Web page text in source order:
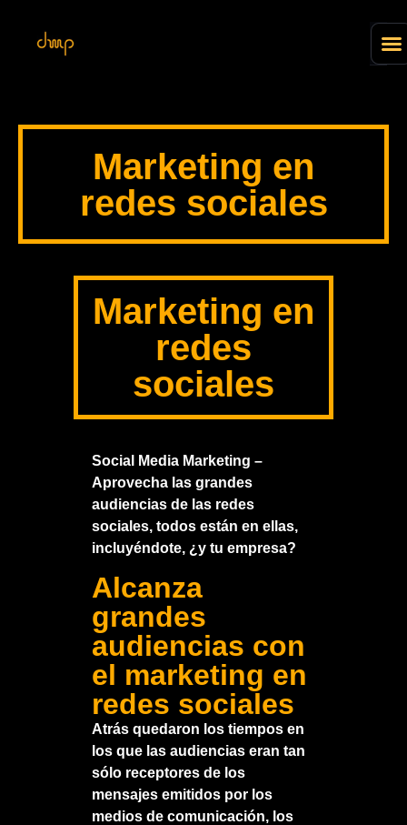
Marketing en
redes sociales
Marketing en
redes
sociales
Social Media Marketing –
Aprovecha las grandes
audiencias de las redes
sociales, todos están en ellas,
incluyéndote, ¿y tu empresa?
Alcanza
grandes
audiencias con
el marketing en
redes sociales
Atrás quedaron los tiempos en
los que las audiencias eran tan
sólo receptores de los
mensajes emitidos por los
medios de comunicación, los